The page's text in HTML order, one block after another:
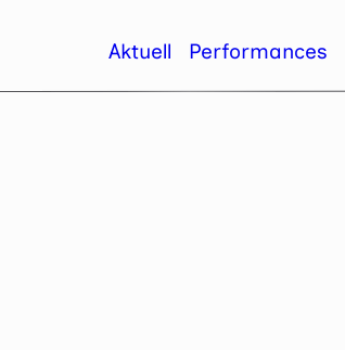
Aktuell Performances